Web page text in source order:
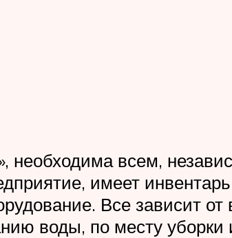
необходима всем,
имеет
Все зависит от
воды, по месту уборки